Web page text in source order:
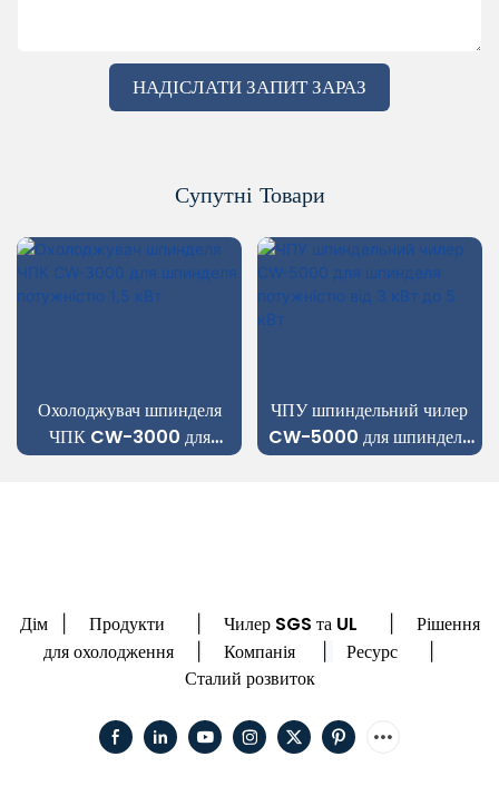
НАДІСЛАТИ ЗАПИТ ЗАРАЗ
Супутні Товари
Охолоджувач шпинделя
ЧПК CW-3000 для
шпинделя потужністю 1,5
ЧПУ шпиндельний чилер
CW-5000 для шпинделя
потужністю від 3 кВт до 5
Дім Продукти Чилер SGS та UL
Рішення
для охолодження
Компанія Ресурс
Сталий розвиток